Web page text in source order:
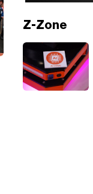
Z-Zone